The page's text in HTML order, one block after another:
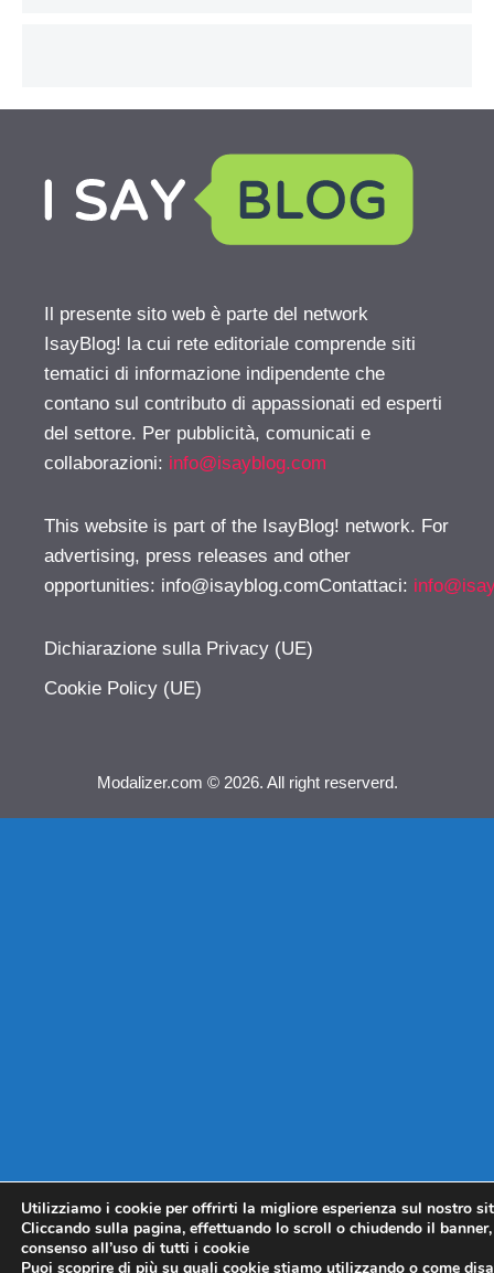
Il presente sito web è parte del network
IsayBlog! la cui rete editoriale comprende siti
tematici di informazione indipendente che
contano sul contributo di appassionati ed esperti
del settore. Per pubblicità, comunicati e
collaborazioni: info@isayblog.com
This website is part of the IsayBlog! network. For
advertising, press releases and other
opportunities: info@isayblog.comContattaci:
Dichiarazione sulla Privacy (UE)
Cookie Policy (UE)
Modalizer.com © 2026. All right reserverd.
Utilizziamo i cookie per offrirti la migliore esperienza sul nostro
Cliccando sulla pagina, effettuando lo scroll o chiudendo il
consenso all’uso di tutti i cookie
Puoi scoprire di più su quali cookie stiamo utilizzando o come